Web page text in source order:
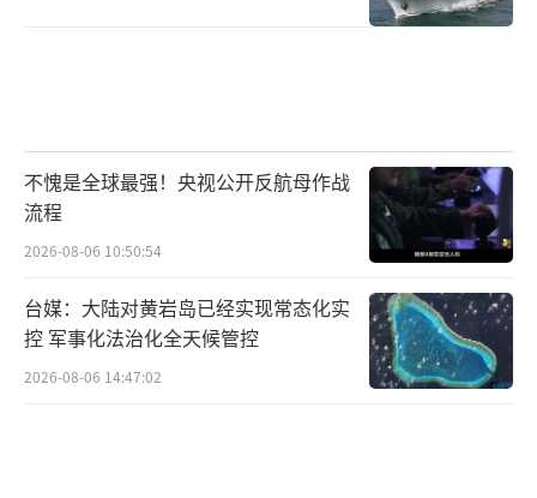
不愧是全球最强！央视公开反航母作战
流程
2026-08-06 10:50:54
台媒：大陆对黄岩岛已经实现常态化实
控 军事化法治化全天候管控
2026-08-06 14:47:02